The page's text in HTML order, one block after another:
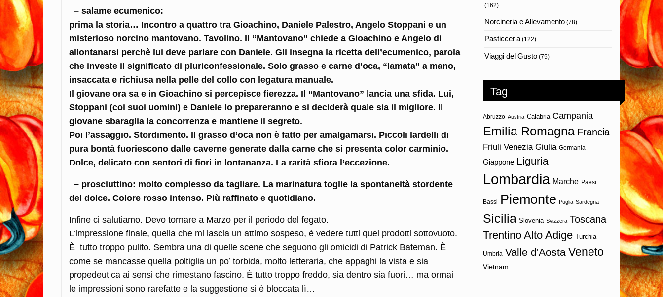
– salame ecumenico:
prima la storia… Incontro a quattro tra Gioachino, Daniele Palestro, Angelo Stoppani e un
misterioso norcino mantovano. Tavolino. Il “Mantovano” chiede a Gioachino e Angelo di
allontanarsi perchè lui deve parlare con Daniele. Gli insegna la ricetta dell’ecumenico, parola
che investe il significato di pluriconfessionale. Solo grasso e carne d’oca, “lamata” a mano,
insaccata e richiusa nella pelle del collo con legatura manuale.
Il giovane ora sa e in Gioachino si percepisce fierezza. Il “Mantovano” lancia una sfida. Lui,
Stoppani (coi suoi uomini) e Daniele lo prepareranno e si deciderà quale sia il migliore. Il
giovane sbaraglia la concorrenza e mantiene il segreto.
Poi l’assaggio. Stordimento. Il grasso d’oca non è fatto per amalgamarsi. Piccoli lardelli di
pura bontà fuoriescono dalle caverne generate dalla carne che si presenta color carminio.
Dolce, delicato con sentori di fiori in lontananza. La rarità sfiora l’eccezione.
– prosciuttino: molto complesso da tagliare. La marinatura toglie la spontaneità stordente
del dolce. Colore rosso intenso. Più raffinato e quotidiano.
Infine ci salutiamo. Devo tornare a Marzo per il periodo del fegato.
L’impressione finale, quella che mi lascia un attimo sospeso, è vedere tutti quei prodotti sottovuoto.
È tutto troppo pulito. Sembra una di quelle scene che seguono gli omicidi di Patrick Bateman. È
come se mancasse quella poltiglia un po’ torbida, molto letteraria, che appaghi la vista e sia
propedeutica ai sensi che rimestano fascino. È tutto troppo freddo, sia dentro sia fuori… ma ormai
le impressioni sono rarefatte e la suggestione si è bloccata lì…
(162)
Norcineria e Allevamento (78)
Pasticceria(122)
Viaggi del Gusto (75)
Tag
Abruzzo Austria Calabria Campania
Emilia Romagna Francia
Friuli Venezia Giulia Germania
Giappone Liguria
Lombardia Marche Paesi
Bassi Piemonte Puglia Sardegna
Sicilia Slovenia Svizzera Toscana
Trentino Alto Adige Turchia
Umbria Valle d'Aosta Veneto
Vietnam